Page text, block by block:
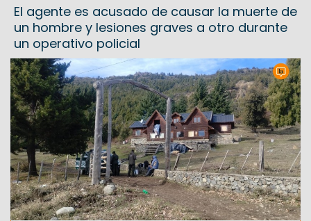
El agente es acusado de causar la muerte de
un hombre y lesiones graves a otro durante
un operativo policial